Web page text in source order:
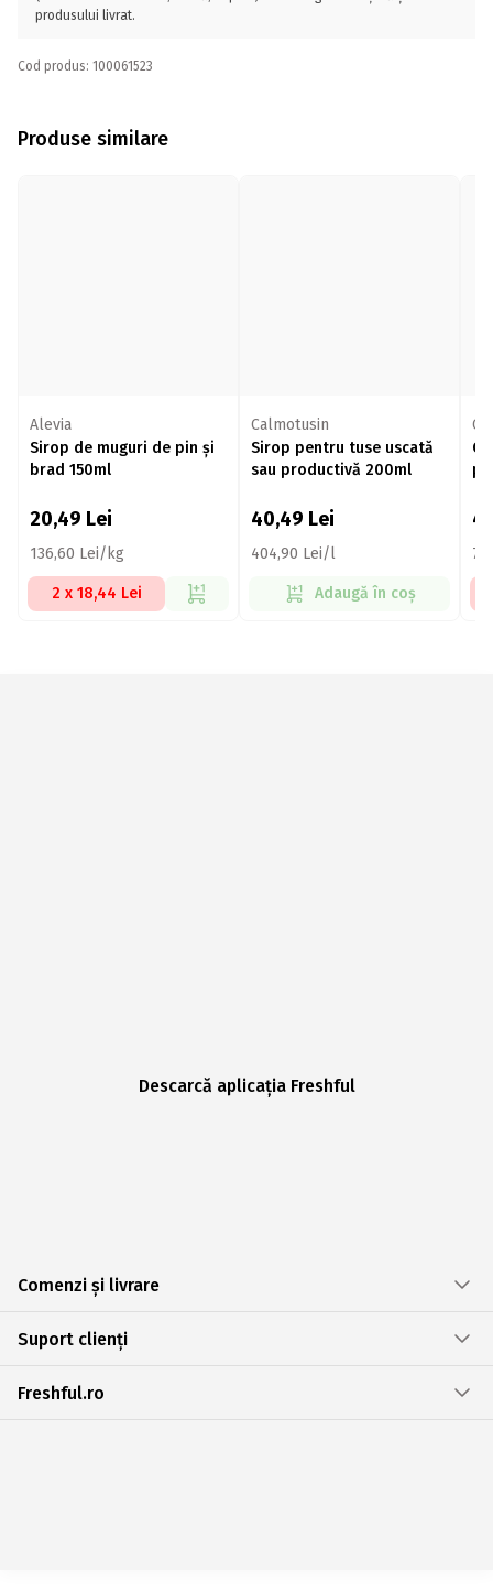
produsului livrat.
Cod produs: 100061523
Produse similare
Alevia
Sirop de muguri de pin și
brad 150ml
20,49 Lei
136,60 Lei/kg
2 x 18,44 Lei
Calmotusin
Sirop pentru tuse uscată
sau productivă 200ml
40,49 Lei
404,90 Lei/l
Adaugă în coș
Descarcă aplicația Freshful
Comenzi și livrare
Suport clienți
Freshful.ro